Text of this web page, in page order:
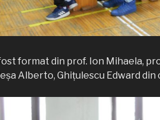
format din prof. Ion Mihaela,
Alberto, Ghițulescu Edward din